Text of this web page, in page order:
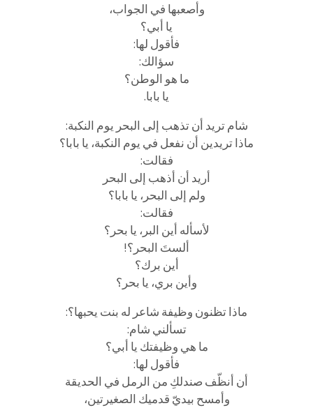
وأصعبها في الجواب،
يا أبي؟
فأقول لها:
سؤالك:
ما هو الوطن؟
يا بابا.
شام تريد أن تذهب إلى البحر يوم النكبة:
ماذا تريدين أن نفعل في يوم النكبة، يا بابا؟
فقالت:
أريد أن أذهب إلى البحر
ولم إلى البحر، يا بابا؟
فقالت:
لأسأله أين البر، يا بحر؟
ألستَ البحر؟!
أين برك؟
وأين بري، يا بحر؟
ماذا تظنون وظيفة شاعر له بنت يحبها؟:
تسألني شام:
ما هي وظيفتك يا أبي؟
فأقول لها:
أن أنظّف صندلكِ من الرمل في الحديقة
وأمسح بيديّ قدميك الصغيرتين،